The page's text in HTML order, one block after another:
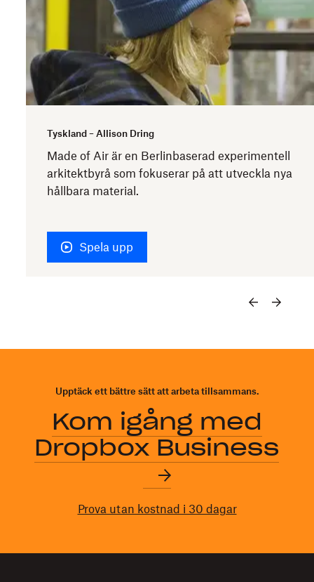
Tyskland – Allison Dring
Made of Air är en Berlinbaserad experimentell
arkitektbyrå som fokuserar på att utveckla nya
hållbara material.
Spela upp
Upptäck ett bättre sätt att arbeta tillsammans.
Kom igång med
Dropbox Business
Prova utan kostnad i 30 dagar